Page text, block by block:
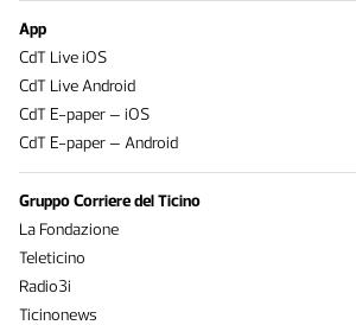
App
CdT Live iOS
CdT Live Android
CdT E-paper – iOS
CdT E-paper – Android
Gruppo Corriere del Ticino
La Fondazione
Teleticino
Radio3i
Ticinonews